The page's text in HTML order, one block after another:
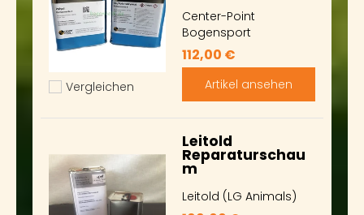
Hinzufügen zum vergleichen
Vergleichen
Center-Point
Bogensport
112,00 €
Artikel ansehen
Leitold
Reparaturschau
m
Leitold (LG Animals)